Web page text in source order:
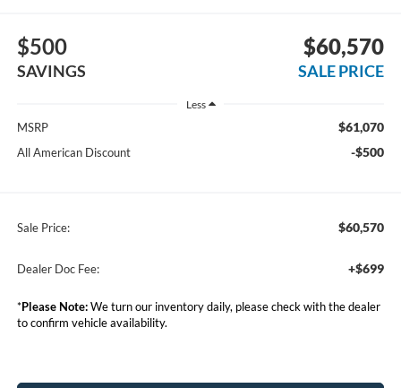
$500
SAVINGS
$60,570
SALE PRICE
Less
MSRP $61,070
All American Discount -$500
Sale Price: $60,570
Dealer Doc Fee: +$699
*Please Note:We turn our inventory daily, please check with the dealer
to confirm vehicle availability.